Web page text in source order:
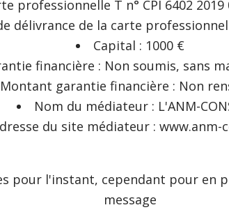
professionnelle T n° CPI 6402 2019
délivrance de la carte
Capital : 1000 €
financière : Non soumis, sans
Montant garantie financière : Non
Nom du médiateur : L'ANM-
du site médiateur : www.anm-
pour l'instant, cependant pour en
message